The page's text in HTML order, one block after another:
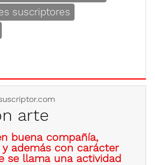
suscriptores
arte
buena compañía,
además con carácter
se llama una actividad